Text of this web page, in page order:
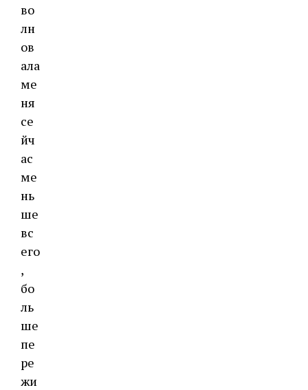
во
лн
ов
ала
ме
ня
се
йч
ас
ме
нь
ше
вс
его
,
бо
ль
ше
пе
ре
жи